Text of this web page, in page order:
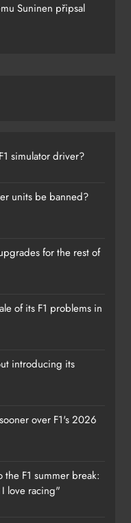
Suninen připsal
simulator driver?
units be banned?
for the rest of
of its F1 problems in
introducing its
over F1's 2026
F1 summer break:
love racing"